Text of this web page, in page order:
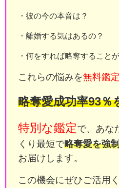
・彼の今の本音は？
・離婚する気はあるの？
・何をすれば略奪すること
これらの悩みを無料鑑定
略奪愛成功率93％
特別な鑑定で、あな
くり最短で略奪愛を強
お届けします。
この機会にぜひご活用